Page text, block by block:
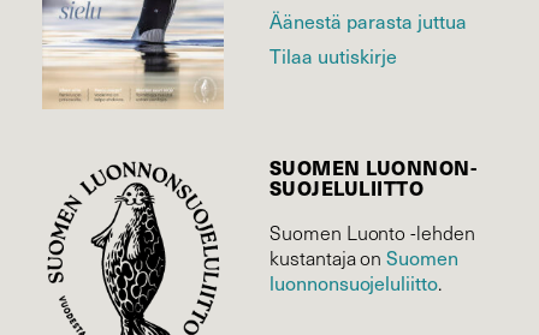
Äänestä parasta juttua
Tilaa uutiskirje
SUOMEN LUONNON­
SUOJELU­LIITTO
Suomen Luonto -lehden
kustantaja onSuomen
luonnonsuojelu­liitto.